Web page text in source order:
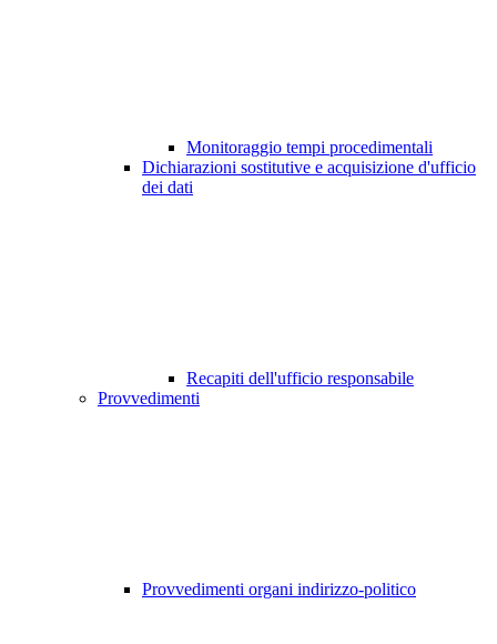
Monitoraggio tempi procedimentali
Dichiarazioni sostitutive e acquisizione d'ufficio
dei dati
Recapiti dell'ufficio responsabile
Provvedimenti
Provvedimenti organi indirizzo-politico